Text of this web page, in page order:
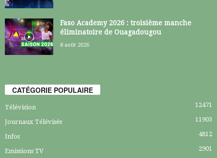
Faso Academy 2026 : troisième manche
éliminatoire de Ouagadougou
8 août 2026
CATÉGORIE POPULAIRE
Télévision 12471
Journaux Télévisés 11903
Infos 4812
Emissions TV 2901